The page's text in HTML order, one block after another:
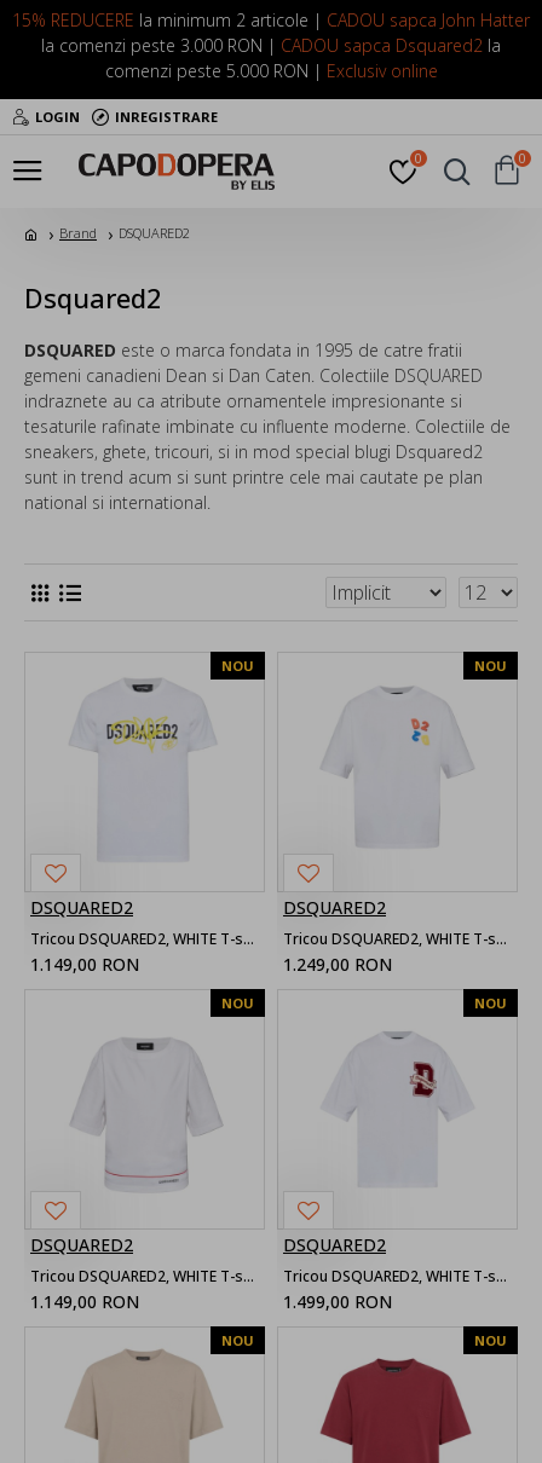
15% REDUCERE la minimum 2 articole | CADOU sapca John Hatter
la comenzi peste 3.000 RON | CADOU sapca Dsquared2 la
comenzi peste 5.000 RON | Exclusiv online
LOGIN INREGISTRARE
0 0
Brand DSQUARED2
Dsquared2
DSQUARED este o marca fondata in 1995 de catre fratii
gemeni canadieni Dean si Dan Caten. Colectiile DSQUARED
indraznete au ca atribute ornamentele impresionante si
tesaturile rafinate imbinate cu influente moderne. Colectiile de
sneakers, ghete, tricouri, si in mod special blugi Dsquared2
sunt in trend acum si sunt printre cele mai cautate pe plan
national si international.
NOU
DSQUARED2
Tricou DSQUARED2, WHITE T-shirt with printed logo
1.149,00 RON
NOU
DSQUARED2
Tricou DSQUARED2, WHITE T-shirt with patch
1.249,00 RON
NOU
DSQUARED2
Tricou DSQUARED2, WHITE T-shirt with logo
1.149,00 RON
NOU
DSQUARED2
Tricou DSQUARED2, WHITE T-shirt with a logo-shaped patch
1.499,00 RON
NOU NOU